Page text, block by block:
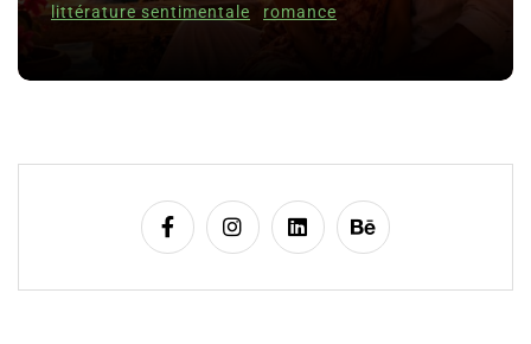
littérature sentimentale romance